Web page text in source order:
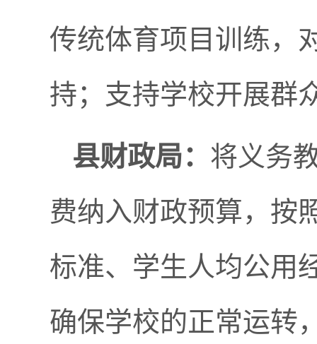
传统体育项目训练，
持；支持学校开展群
县财政局： 将义务
费纳入财政预算，按
标准、学生人均公用
确保学校的正常运转